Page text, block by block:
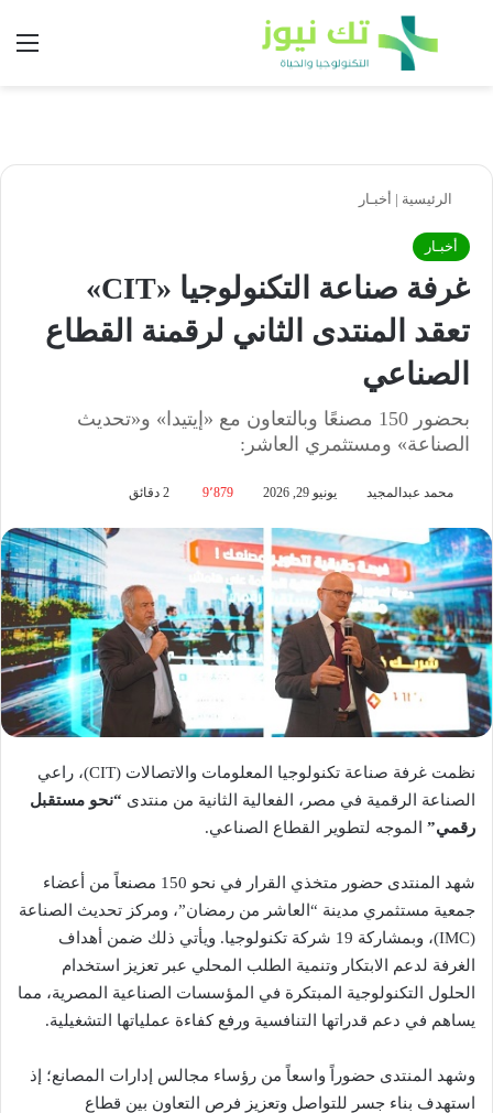
بحث عن
الرئيسية | أخبـار
أخبـار
غرفة صناعة التكنولوجيا «CIT»
تعقد المنتدى الثاني لرقمنة القطاع
الصناعي
بحضور 150 مصنعًا وبالتعاون مع «إيتيدا» و«تحديث
الصناعة» ومستثمري العاشر:
محمد عبدالمجيد يونيو 29, 2026 9٬879
نظمت غرفة صناعة تكنولوجيا المعلومات والاتصالات (CIT)، راعي
الصناعة الرقمية في مصر، الفعالية الثانية من منتدى “نحو مستقبل
رقمي” الموجه لتطوير القطاع الصناعي.
شهد المنتدى حضور متخذي القرار في نحو 150 مصنعاً من أعضاء
جمعية مستثمري مدينة “العاشر من رمضان”، ومركز تحديث الصناعة
(IMC)، وبمشاركة 19 شركة تكنولوجيا. ويأتي ذلك ضمن أهداف
الغرفة لدعم الابتكار وتنمية الطلب المحلي عبر تعزيز استخدام
الحلول التكنولوجية المبتكرة في المؤسسات الصناعية المصرية، مما
يساهم في دعم قدراتها التنافسية ورفع كفاءة عملياتها التشغيلية.
وشهد المنتدى حضوراً واسعاً من رؤساء مجالس إدارات المصانع؛ إذ
استهدف بناء جسر للتواصل وتعزيز فرص التعاون بين قطاع